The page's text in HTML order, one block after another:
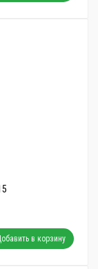
в корзину